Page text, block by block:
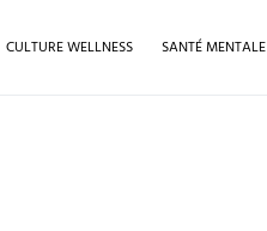
CULTURE WELLNESS SANTÉ MENTALE